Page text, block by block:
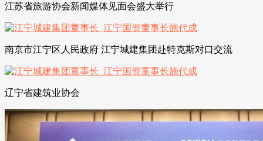
江苏省旅游协会新闻媒体见面会盛大举行
南京市江宁区人民政府 江宁城建集团赴特克斯对口交流
辽宁省建筑业协会